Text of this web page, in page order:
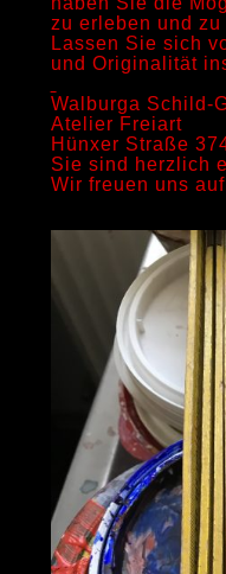
zu erleben und zu
Lassen Sie sich
und Originalität
Walburga Schild-
Atelier Freiart
Hünxer Straße
Sie sind herzlich
Wir freuen uns